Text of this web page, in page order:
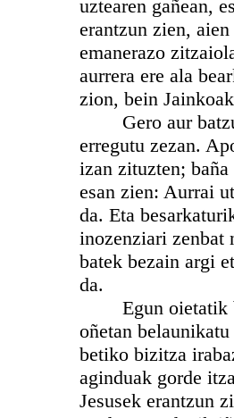
uztearen gañean,
erantzun zien,
emanerazo
aurrera ere ala
zion, bein
Gero aur
erregutu zezan.
izan zituzten;
esan zien: Aurrai
da. Eta
inozenziari zenbat
batek bezain argi
da.
Egun oietatik
oñetan
betiko bizitza
aginduak gorde
Jesusek erantzun